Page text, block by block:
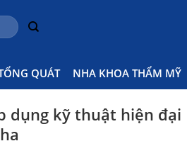
QUÁT NHA KHOA THẨM MỸ
dụng kỹ thuật hiện đại